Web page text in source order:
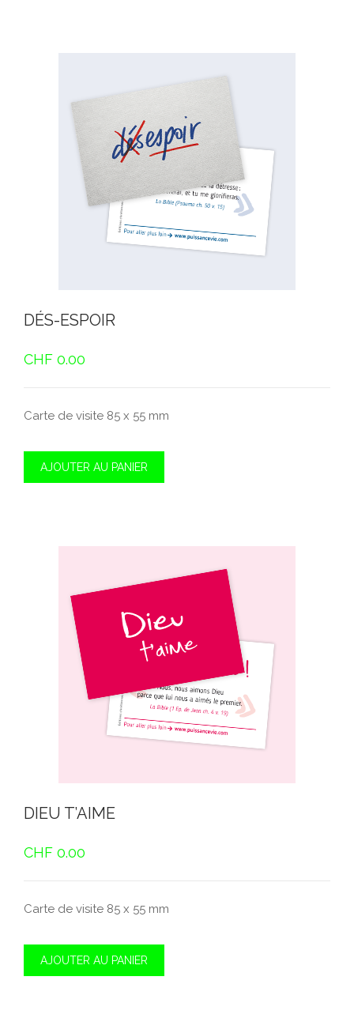
DÉS-ESPOIR
CHF 0.00
Carte de visite 85 x 55 mm
AJOUTER AU PANIER
DIEU T’AIME
CHF 0.00
Carte de visite 85 x 55 mm
AJOUTER AU PANIER